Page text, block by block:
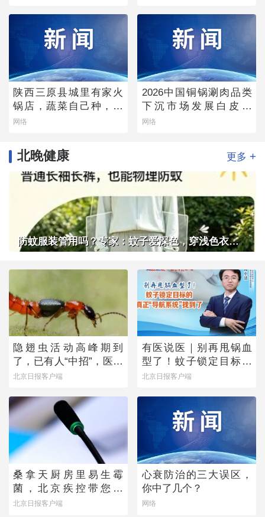
陕西三原县城里有家火
锅店，蔬菜自己种，羊
肉从盐池拉，毛肚当天
网络
2026中国铜锅涮肉品类
下沉市场发展白皮书
——老北京味道的县域
网络
北晚健康 更多 +
防蚊服装管用吗？专家：蚊子爱深色，穿浅色衣服不易招蚊子
隐翅虫活动高峰期到
了，已有人“中招”，医生
提醒——
北京日报客户端
有医说医｜别再甩锅血
型了！蚊子锁定目标的
真正“导航系统”找到了
北京日报客户端
桑拿天厨房里易生霉
菌，北京疾控带您排
除“高风险点位”
北京日报客户端
心衰防治的三大误区，
你中了几个？
网络